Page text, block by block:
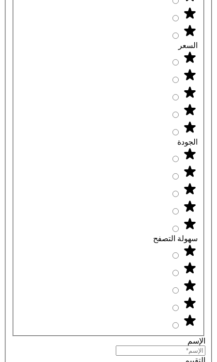
السعر
الجودة
سهولة التصفح
الإسم
التقييم